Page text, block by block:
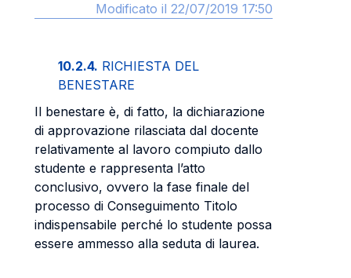
Modificato il 22/07/2019 17:50
10.2.4. RICHIESTA DEL
BENESTARE
Il benestare è, di fatto, la dichiarazione
di approvazione rilasciata dal docente
relativamente al lavoro compiuto dallo
studente e rappresenta l’atto
conclusivo, ovvero la fase finale del
processo di Conseguimento Titolo
indispensabile perché lo studente possa
essere ammesso alla seduta di laurea.